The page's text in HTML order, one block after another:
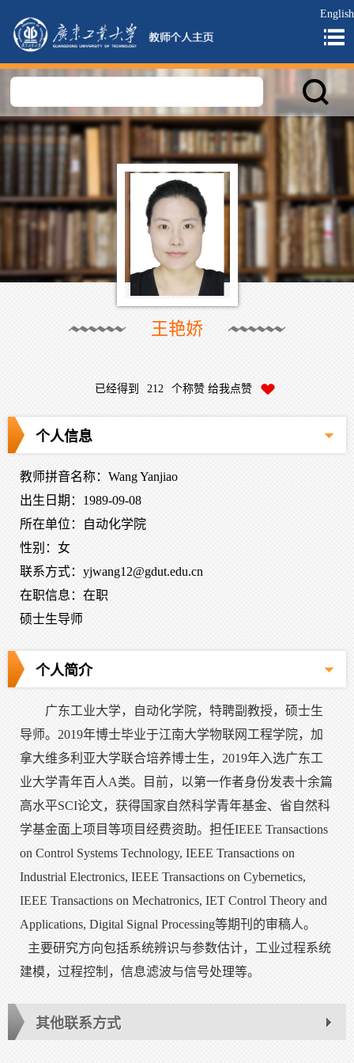
English
王艳娇
已经得到 212 个称赞 给我点赞
个人信息
教师拼音名称：Wang Yanjiao
出生日期：1989-09-08
所在单位：自动化学院
性别：女
联系方式：yjwang12@gdut.edu.cn
在职信息：在职
硕士生导师
个人简介
广东工业大学，自动化学院，特聘副教授，硕士生
导师。2019年博士毕业于江南大学物联网工程学院，加
拿大维多利亚大学联合培养博士生，2019年入选广东工
业大学青年百人A类。目前，以第一作者身份发表十余篇
高水平SCI论文，获得国家自然科学青年基金、省自然科
学基金面上项目等项目经费资助。担任IEEE Transactions
on Control Systems Technology, IEEE Transactions on
Industrial Electronics, IEEE Transactions on Cybernetics,
IEEE Transactions on Mechatronics, IET Control Theory and
Applications, Digital Signal Processing等期刊的审稿人。
主要研究方向包括系统辨识与参数估计，工业过程系统
建模，过程控制，信息滤波与信号处理等。
其他联系方式